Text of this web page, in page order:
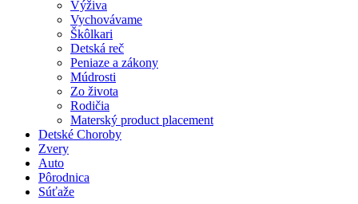
Výživa
Vychovávame
Škôlkari
Detská reč
Peniaze a zákony
Múdrosti
Zo života
Rodičia
Materský product placement
Detské Choroby
Zvery
Auto
Pôrodnica
Súťaže